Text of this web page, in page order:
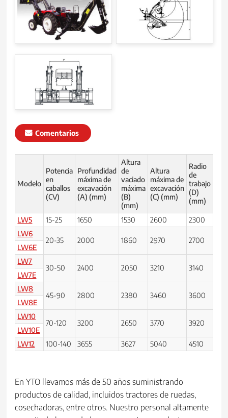
Comentarios
Modelo
Potencia
en
caballos
(CV)
Profundidad
máxima de
excavación
(A) (mm)
Altura
de
vaciado
máxima
(B)
(mm)
Altura
máxima de
excavación
(C) (mm)
Radio
de
trabajo
(D)
(mm)
LW5 15-25 1650 1530 2600 2300
LW6
20-35 2000 1860 2970 2700
LW6E
LW7
30-50 2400 2050 3210 3140
LW7E
LW8
45-90 2800 2380 3460 3600
LW8E
LW10
70-120 3200 2650 3770 3920
LW10E
LW12
100-140 3655 3627 5040 4510
En YTO llevamos más de 50 años suministrando
productos de calidad, incluidos tractores de ruedas,
cosechadoras, entre otros. Nuestro personal altamente